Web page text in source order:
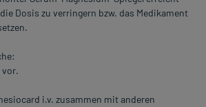
Dosis zu verringern bzw. das Medikament
vor.
i.v. zusammen mit anderen